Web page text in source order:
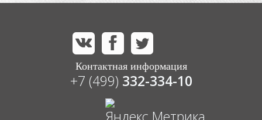
Контактная информация
+7 (499) 332-334-10